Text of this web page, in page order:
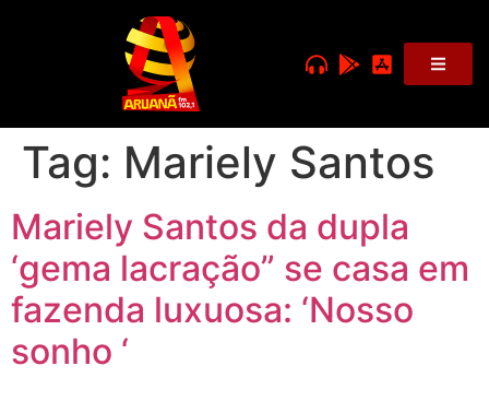
Tag: Mariely Santos
Mariely Santos da dupla
‘gema lacração” se casa em
fazenda luxuosa: ‘Nosso
sonho ‘